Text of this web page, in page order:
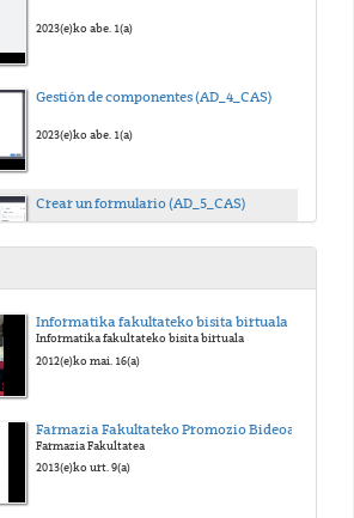
2023(e)ko abe. 1(a)
Gestión de componentes (AD_4_CAS)
2023(e)ko abe. 1(a)
Crear un formulario (AD_5_CAS)
Informatika fakultateko bisita birtuala
Informatika fakultateko bisita birtuala
2012(e)ko mai. 16(a)
Farmazia Fakultateko Promozio Bideoa
Farmazia Fakultatea
2013(e)ko urt. 9(a)